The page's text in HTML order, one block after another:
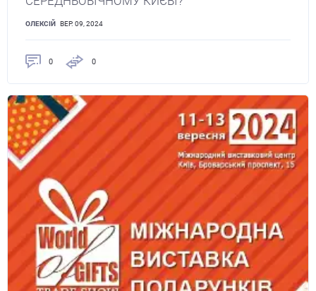
ОЛЕКСІЙ ВЕР. 09, 2024
0 0